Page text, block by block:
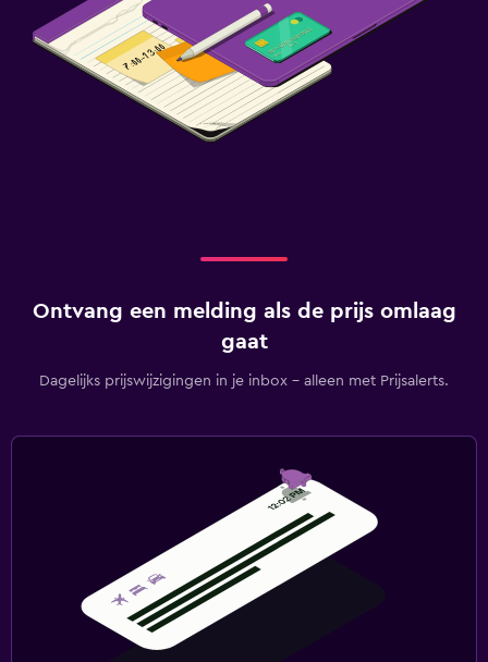
Ontvang een melding als de prijs omlaag
gaat
Dagelijks prijswijzigingen in je inbox - alleen met Prijsalerts.